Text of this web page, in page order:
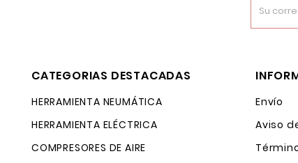
CATEGORIAS DESTACADAS
HERRAMIENTA NEUMÁTICA
HERRAMIENTA ELÉCTRICA
COMPRESORES DE AIRE
Envío
Aviso